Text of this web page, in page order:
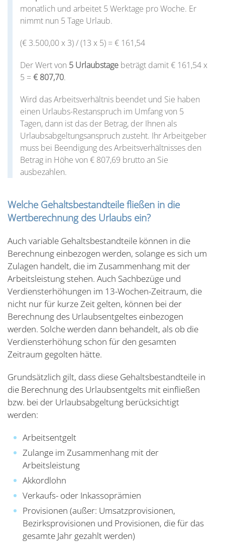
monatlich und arbeitet 5 Werktage pro Woche. Er
nimmt nun 5 Tage Urlaub.
(€ 3.500,00 x 3) / (13 x 5) = € 161,54
Der Wert von 5 Urlaubstage beträgt damit € 161,54 x
5 =€ 807,70.
Wird das Arbeitsverhältnis beendet und Sie haben
einen Urlaubs-Restanspruch im Umfang von 5
Tagen, dann ist das der Betrag, der Ihnen als
Urlaubsabgeltungsanspruch zusteht. Ihr Arbeitgeber
muss bei Beendigung des Arbeitsverhältnisses den
Betrag in Höhe von € 807,69 brutto an Sie
ausbezahlen.
Welche Gehaltsbestandteile fließen in die
Wertberechnung des Urlaubs ein?
Auch variable Gehaltsbestandteile können in die
Berechnung einbezogen werden, solange es sich um
Zulagen handelt, die im Zusammenhang mit der
Arbeitsleistung stehen. Auch Sachbezüge und
Verdiensterhöhungen im 13-Wochen-Zeitraum, die
nicht nur für kurze Zeit gelten, können bei der
Berechnung des Urlaubsentgeltes einbezogen
werden. Solche werden dann behandelt, als ob die
Verdiensterhöhung schon für den gesamten
Zeitraum gegolten hätte.
Grundsätzlich gilt, dass diese Gehaltsbestandteile in
die Berechnung des Urlaubsentgelts mit einfließen
bzw. bei der Urlaubsabgeltung berücksichtigt
werden:
Arbeitsentgelt
Zulange im Zusammenhang mit der
Arbeitsleistung
Akkordlohn
Verkaufs- oder Inkassoprämien
Provisionen (außer: Umsatzprovisionen,
Bezirksprovisionen und Provisionen, die für das
gesamte Jahr gezahlt werden)